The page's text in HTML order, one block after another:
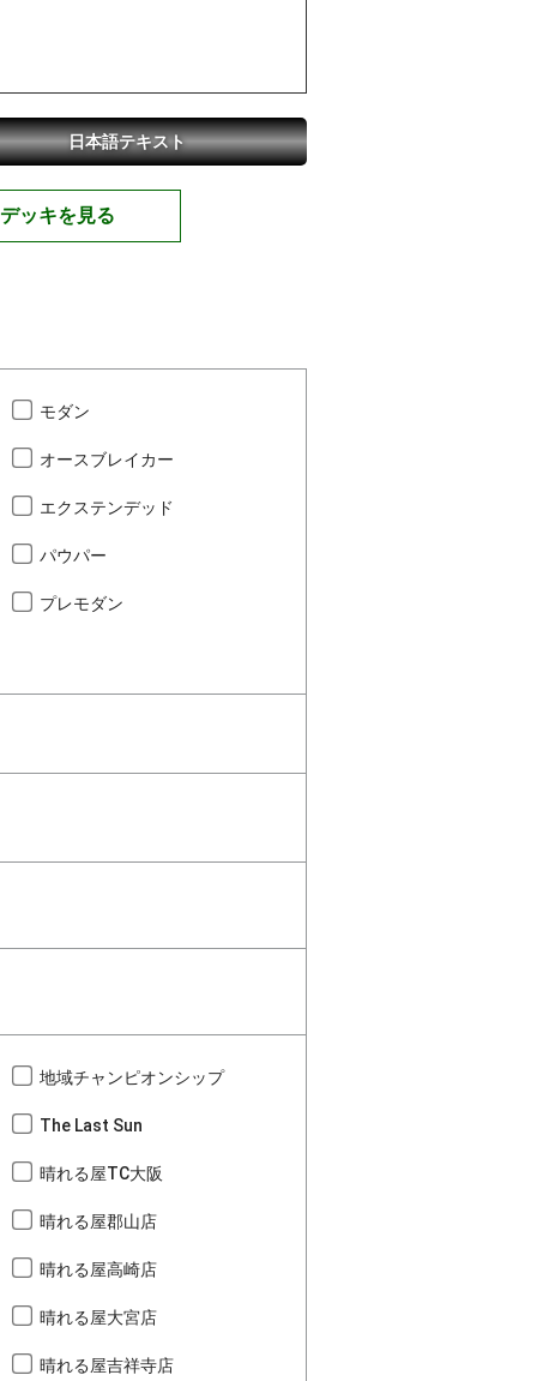
日本語テキスト
ッキを見る
モダン
オースブレイカー
エクステンデッド
パウパー
プレモダン
地域チャンピオンシップ
The Last Sun
晴れる屋TC大阪
晴れる屋郡山店
晴れる屋高崎店
晴れる屋大宮店
晴れる屋吉祥寺店